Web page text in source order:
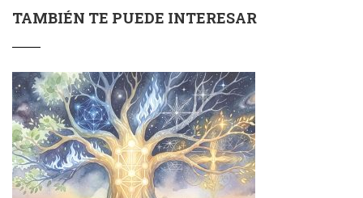
TAMBIÉN TE PUEDE INTERESAR